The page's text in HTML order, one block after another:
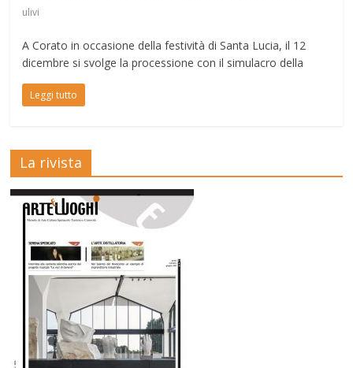
ulivi
A Corato in occasione della festività di Santa Lucia, il 12
dicembre si svolge la processione con il simulacro della
Leggi tutto
La rivista